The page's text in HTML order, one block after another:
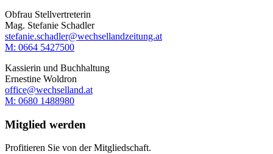
Obfrau Stellvertreterin
Mag. Stefanie Schadler
stefanie.schadler@wechsellandzeitung.at
M: ‭0664 5427500‬
Kassierin und Buchhaltung
Ernestine Woldron
office@wechselland.at
M: ‭0680 1488980‬
Mitglied werden
Profitieren Sie von der Mitgliedschaft.